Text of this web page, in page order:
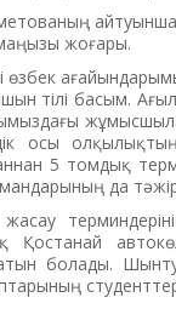
айтуынша,
маңызы жоғары.
өзбек
тілі басым.
осы
5 томдық
да
Қос­­­танай
болады.